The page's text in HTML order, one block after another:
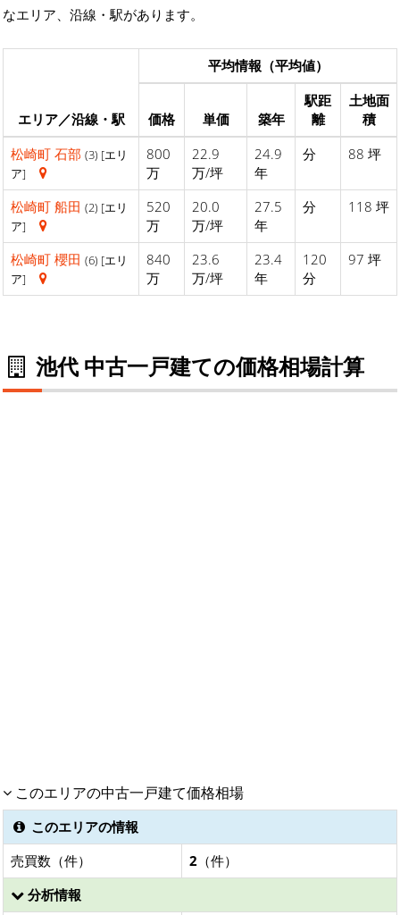
なエリア、沿線・駅があります。
エリア／沿線・駅
平均情報（平均値）
価格 単価 築年
駅距
離
土地面
積
松崎町 石部 (3) [エリ
ア]
800
万
22.9
万/坪
24.9
年
分 88 坪
松崎町 船田 (2) [エリ
ア]
520
万
20.0
万/坪
27.5
年
分 118 坪
松崎町 櫻田 (6) [エリ
ア]
840
万
23.6
万/坪
23.4
年
120
分
97 坪
池代 中古一戸建ての価格相場計算
このエリアの中古一戸建て価格相場
このエリアの情報
売買数（件）
2 （件）
分析情報